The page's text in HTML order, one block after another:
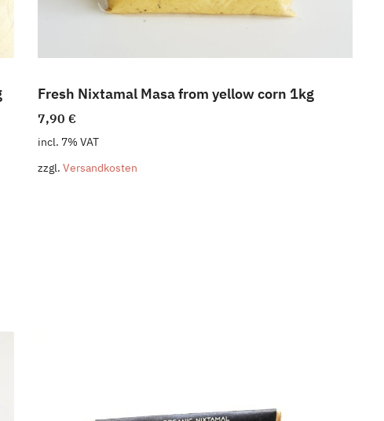
Fresh Nixtamal Masa from yellow corn 1kg
7,90 €
incl. 7% VAT
zzgl. Versandkosten